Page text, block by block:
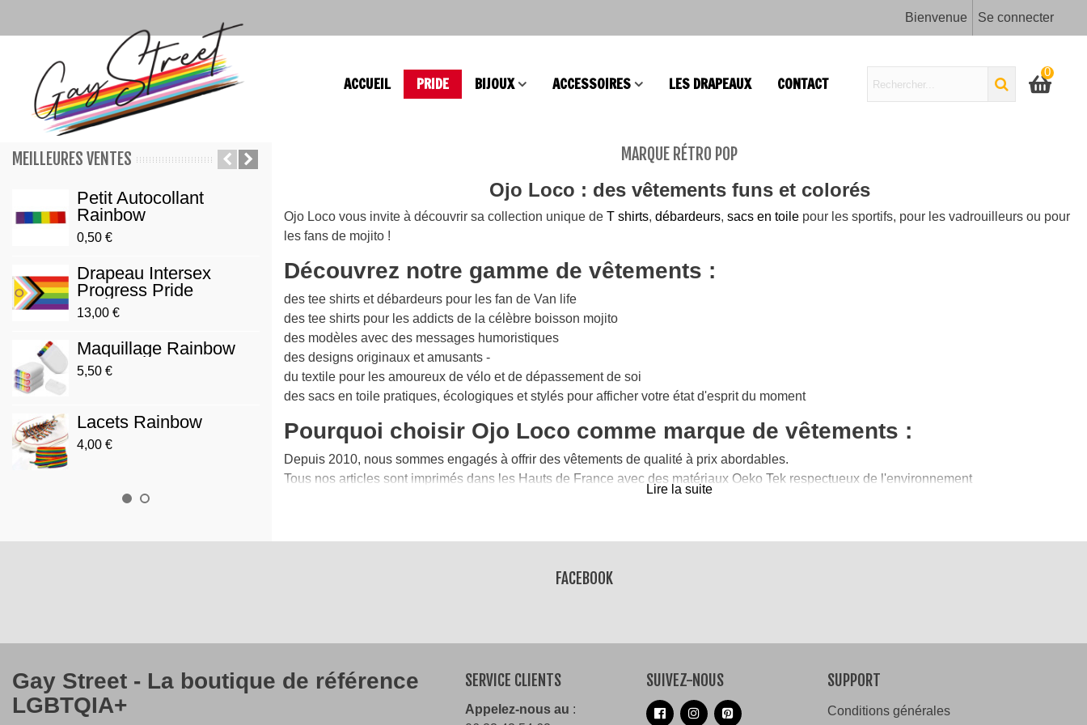
Bienvenue Se connecter
ACCUEIL PRIDE BIJOUX ACCESSOIRES LES DRAPEAUX CONTACT
0
MEILLEURES VENTES
Petit Autocollant
Rainbow
0,50 €
Drapeau Intersex
Progress Pride
13,00 €
Maquillage Rainbow
5,50 €
Lacets Rainbow
4,00 €
Pin's Intersex Progress
Pride
3,90 €
Bracelet Brésilien
Gay/lesbien LGBT
3,00 €
Pin's Coeur Intersex
Progress Pride
3,90 €
Drapeau Bi
12,00 €
MARQUE RÉTRO POP
Ojo Loco : des vêtements funs et colorés
Ojo Loco vous invite à découvrir sa collection unique de T shirts, débardeurs, sacs en toile pour les sportifs, pour les vadrouilleurs ou pour
les fans de mojito !
Découvrez notre gamme de vêtements :
des tee shirts et débardeurs pour les fan de Van life
des tee shirts pour les addicts de la célèbre boisson mojito
des modèles avec des messages humoristiques
des designs originaux et amusants -
du textile pour les amoureux de vélo et de dépassement de soi
des sacs en toile pratiques, écologiques et stylés pour afficher votre état d'esprit du moment
Pourquoi choisir Ojo Loco comme marque de vêtements :
Depuis 2010, nous sommes engagés à offrir des vêtements de qualité à prix abordables.
Tous nos articles sont imprimés dans les Hauts de France avec des matériaux Oeko Tek respectueux de l'environnement
Lire la suite
FACEBOOK
Gay Street - La boutique de référence
LGBTQIA+
SERVICE CLIENTS
Appelez-nous au :
SUIVEZ-NOUS SUPPORT
Conditions générales